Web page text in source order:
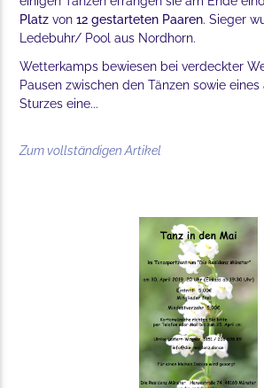
Platz von12 gestarteten Paaren. Sieger
Ledebuhr/ Pool aus Nordhorn.
Wetterkamps bewiesen bei verdeckter
Pausen zwischen den Tänzen sowie
Sturzes eine...
Zum vollständigen Artikel